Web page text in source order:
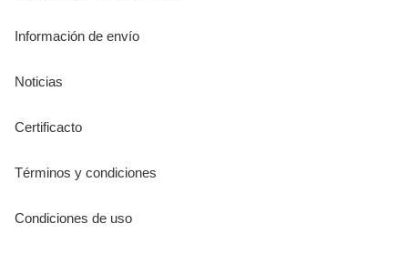
Información de envío
Noticias
Certificacto
Términos y condiciones
Condiciones de uso